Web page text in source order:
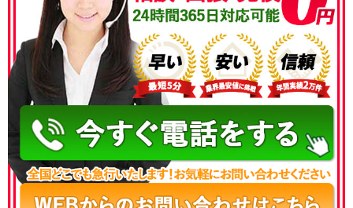
050-3177-5687